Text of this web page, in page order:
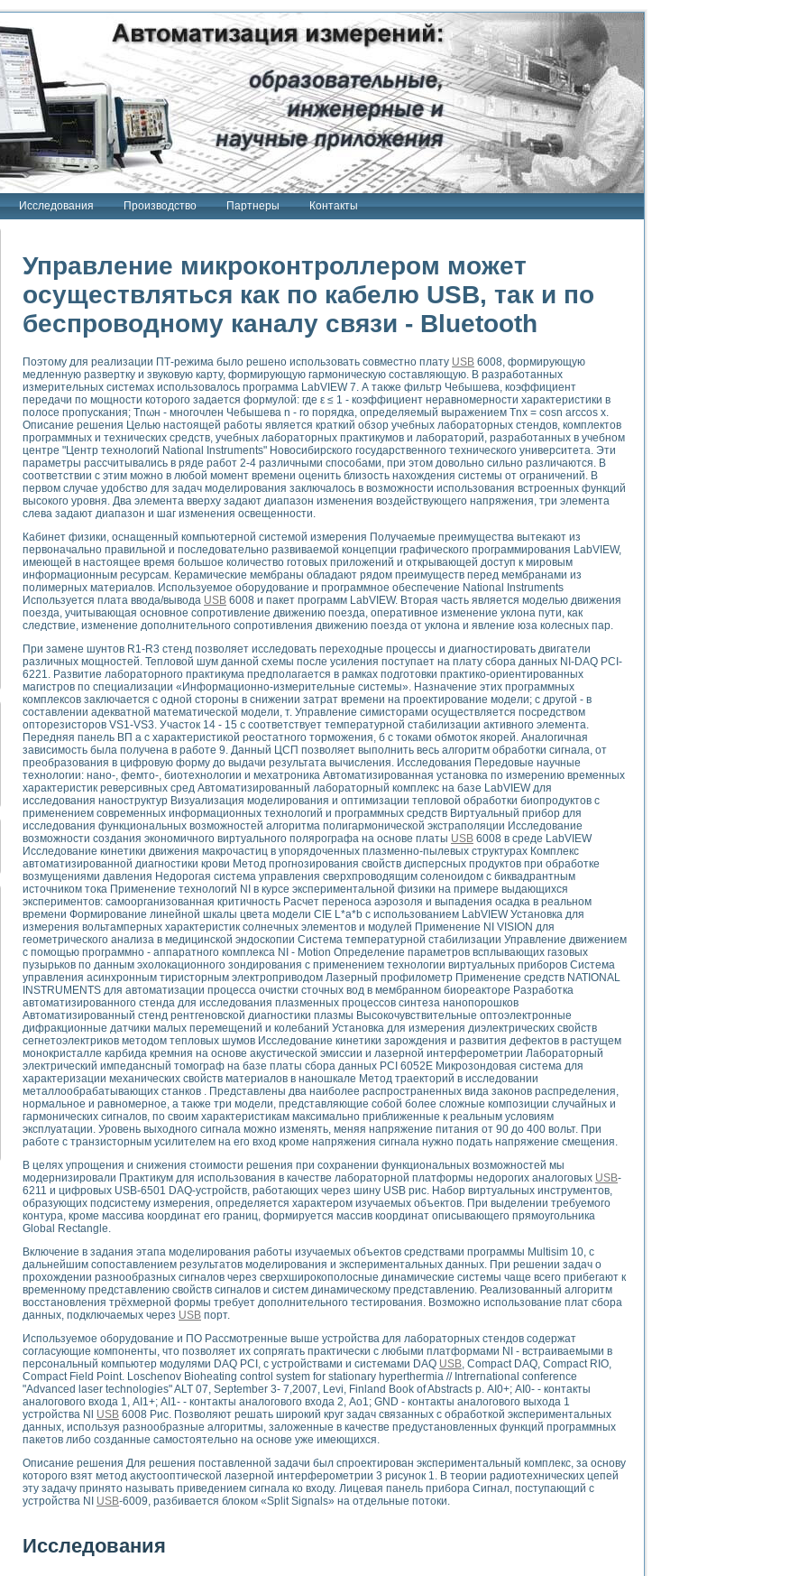
Исследования Производство Партнеры Контакты
"Сигнал-USB"
Интроскан
система
USB"
терапии серии СКАН
тензометрия и т.п.)
измерения параметров дизельных двигателей типа В-46
тяговых электродвигателей электровоза на базе устройств National Instruments
инструментов
элементной базы машин
module для моделирования электромагнитных процессов с целью отладки систем управления электрооборудованием на электроподвижном составе
скорости подвижного состава для тренажера машиниста состава
исследований в гиперзвуковых аэродинамических трубах
Nl SCXI для ультразвуковых контрольно-измерительных систем
сварных швов металлоконструкций
зрения в составе системы управления движением экраноплана
системы для лабораторных испытаний материалов методом акустической эмиссии
комплекс аппаратуры для определения тепловых и электрических характеристик и параметров силовых полупроводниковых приборов
процессов ДВС в динамических режимах
систем передачи данных
для исследования АЧХ и ФЧХ активных фильтров
для исследования параметров двухполюсников резонансным методом
операционных усилителей с применением аппаратно-программных средств NATIONAL INSTRUMENTS
на основе цифровой обработки выборок мгновенных значений
выравнивания электрических каналов
компенсации эхо-сигналов
математического моделирования сверхширокополосного стробоскопического осциллографа и исследования методов расширения его полосы
измерителя ВАХ фотоэлементов на базе виртуальных средств измерений
генератора сигналов - имитатора джиттера и измерителя параметров джиттера
исследование линейных антенн и антенных решеток в учебной лаборатории средствами LabVIEW
модуля с высоким разрешением для создания SPICE- модели импульсного сигнала
радиолокационного сигнала и его FFT анализ в программной среде Lab VIEW 7.1
уравнений состояния для исследования переходных процессов в среде LabVIEW
для устройства сбора данных NI USB-6009
стенда для измерения относительного остаточного электросопротивления (RRR) сверхпроводников
построения картины возбуждения комбинационных колебаний в пространстве Ван Дер Поля
показателей качества электрической энергии
управления источником питания PSP 2010 фирмы GW INSTEK
амперных характеристик солнечных модулей на базе USB-6008
нано-, фемто-, биотехнологии и мехатроника
по измерению временных характеристик реверсивных сред
комплекс на базе LabVIEW для исследования наноструктур
и оптимизации тепловой обработки биопродуктов с применением современных информационных технологий и программных средств
функциональных возможностей алгоритма полигармонической экстраполяции
экономичного виртуального полярографа на основе платы USB 6008 в среде LabVIEW
макрочастиц в упорядоченных плазменно-пылевых структурах
диагностики крови
дисперсных продуктов при обработке возмущениями давления
сверхпроводящим соленоидом с биквадрантным источником тока
экспериментальной физики на примере выдающихся экспериментов: самоорганизованная критичность
осадка в реальном времени
характеристик солнечных элементов и модулей
анализа в медицинской эндоскопии
программно - аппаратного комплекса NI - Motion
тиристорным электроприводом
INSTRUMENTS для автоматизации процесса очистки сточных вод в мембранном биореакторе
стенда для исследования плазменных процессов синтеза нанопорошков
диагностики плазмы
дифракционные датчики малых перемещений и колебаний
и развития дефектов в растущем монокристалле карбида кремния на основе акустической эмиссии и лазерной интерферометрии
импедансный томограф на базе платы сбора данных PCI 6052E
механических свойств материалов в наношкале
процессов получения дисперсных продуктов на основе виртуальных приборов
Управление микроконтроллером может
осуществляться как по кабелю USB, так и по
беспроводному каналу связи - Bluetooth
Поэтому для реализации ПТ-режима было решено использовать совместно плату USB 6008, формирующую
медленную развертку и звуковую карту, формирующую гармоническую составляющую. В разработанных
измерительных системах использовалось программа LabVIEW 7. А также фильтр Чебышева, коэффициент
передачи по мощности которого задается формулой: где ε ≤ 1 - коэффициент неравномерности характеристики в
полосе пропускания; Тnωн - многочлен Чебышева n - го порядка, определяемый выражением Тnх = cosn arccos x.
Описание решения Целью настоящей работы является краткий обзор учебных лабораторных стендов, комплектов
программных и технических средств, учебных лабораторных практикумов и лабораторий, разработанных в учебном
центре "Центр технологий National Instruments" Новосибирского государственного технического университета. Эти
параметры рассчитывались в ряде работ 2-4 различными способами, при этом довольно сильно различаются. В
соответствии с этим можно в любой момент времени оценить близость нахождения системы от ограничений. В
первом случае удобство для задач моделирования заключалось в возможности использования встроенных функций
высокого уровня. Два элемента вверху задают диапазон изменения воздействующего напряжения, три элемента
слева задают диапазон и шаг изменения освещенности.
Кабинет физики, оснащенный компьютерной системой измерения Получаемые преимущества вытекают из
первоначально правильной и последовательно развиваемой концепции графического программирования LabVIEW,
имеющей в настоящее время большое количество готовых приложений и открывающей доступ к мировым
информационным ресурсам. Керамические мембраны обладают рядом преимуществ перед мембранами из
полимерных материалов. Используемое оборудование и программное обеспечение National Instruments
Используется плата ввода/вывода USB 6008 и пакет программ LabVIEW. Вторая часть является моделью движения
поезда, учитывающая основное сопротивление движению поезда, оперативное изменение уклона пути, как
следствие, изменение дополнительного сопротивления движению поезда от уклона и явление юза колесных пар.
При замене шунтов R1-R3 стенд позволяет исследовать переходные процессы и диагностировать двигатели
различных мощностей. Тепловой шум данной схемы после усиления поступает на плату сбора данных NI-DAQ PCI-
6221. Развитие лабораторного практикума предполагается в рамках подготовки практико-ориентированных
магистров по специализации «Информационно-измерительные системы». Назначение этих программных
комплексов заключается с одной стороны в снижении затрат времени на проектирование модели; с другой - в
составлении адекватной математической модели, т. Управление симисторами осуществляется посредством
опторезисторов VS1-VS3. Участок 14 - 15 с соответствует температурной стабилизации активного элемента.
Передняя панель ВП а с характеристикой реостатного торможения, б с токами обмоток якорей. Аналогичная
зависимость была получена в работе 9. Данный ЦСП позволяет выполнить весь алгоритм обработки сигнала, от
преобразования в цифровую форму до выдачи результата вычисления. Исследования Передовые научные
технологии: нано-, фемто-, биотехнологии и мехатроника Автоматизированная установка по измерению временных
характеристик реверсивных сред Автоматизированный лабораторный комплекс на базе LabVIEW для
исследования наноструктур Визуализация моделирования и оптимизации тепловой обработки биопродуктов с
применением современных информационных технологий и программных средств Виртуальный прибор для
исследования функциональных возможностей алгоритма полигармонической экстраполяции Исследование
возможности создания экономичного виртуального полярографа на основе платы USB 6008 в среде LabVIEW
Исследование кинетики движения макрочастиц в упорядоченных плазменно-пылевых структурах Комплекс
автоматизированной диагностики крови Метод прогнозирования свойств дисперсных продуктов при обработке
возмущениями давления Недорогая система управления сверхпроводящим соленоидом с биквадрантным
источником тока Применение технологий NI в курсе экспериментальной физики на примере выдающихся
экспериментов: самоорганизованная критичность Расчет переноса аэрозоля и выпадения осадка в реальном
времени Формирование линейной шкалы цвета модели CIE L*a*b с использованием LabVIEW Установка для
измерения вольтамперных характеристик солнечных элементов и модулей Применение NI VISION для
геометрического анализа в медицинской эндоскопии Система температурной стабилизации Управление движением
с помощью программно - аппаратного комплекса NI - Motion Определение параметров всплывающих газовых
пузырьков по данным эхолокационного зондирования с применением технологии виртуальных приборов Система
управления асинхронным тиристорным электроприводом Лазерный профилометр Применение средств NATIONAL
INSTRUMENTS для автоматизации процесса очистки сточных вод в мембранном биореакторе Разработка
автоматизированного стенда для исследования плазменных процессов синтеза нанопорошков
Автоматизированный стенд рентгеновской диагностики плазмы Высокочувствительные оптоэлектронные
дифракционные датчики малых перемещений и колебаний Установка для измерения диэлектрических свойств
сегнетоэлектриков методом тепловых шумов Исследование кинетики зарождения и развития дефектов в растущем
монокристалле карбида кремния на основе акустической эмиссии и лазерной интерферометрии Лабораторный
электрический импедансный томограф на базе платы сбора данных PCI 6052E Микрозондовая система для
характеризации механических свойств материалов в наношкале Метод траекторий в исследовании
металлообрабатывающих станков . Представлены два наиболее распространенных вида законов распределения,
нормальное и равномерное, а также три модели, представляющие собой более сложные композиции случайных и
гармонических сигналов, по своим характеристикам максимально приближенные к реальным условиям
эксплуатации. Уровень выходного сигнала можно изменять, меняя напряжение питания от 90 до 400 вольт. При
работе с транзисторным усилителем на его вход кроме напряжения сигнала нужно подать напряжение смещения.
В целях упрощения и снижения стоимости решения при сохранении функциональных возможностей мы
модернизировали Практикум для использования в качестве лабораторной платформы недорогих аналоговых USB-
6211 и цифровых USB-6501 DAQ-устройств, работающих через шину USB рис. Набор виртуальных инструментов,
образующих подсистему измерения, определяется характером изучаемых объектов. При выделении требуемого
контура, кроме массива координат его границ, формируется массив координат описывающего прямоугольника
Global Rectangle.
Включение в задания этапа моделирования работы изучаемых объектов средствами программы Multisim 10, с
дальнейшим сопоставлением результатов моделирования и экспериментальных данных. При решении задач о
прохождении разнообразных сигналов через сверхширокополосные динамические системы чаще всего прибегают к
временному представлению свойств сигналов и систем динамическому представлению. Реализованный алгоритм
восстановления трёхмерной формы требует дополнительного тестирования. Возможно использование плат сбора
данных, подключаемых через USB порт.
Используемое оборудование и ПО Рассмотренные выше устройства для лабораторных стендов содержат
согласующие компоненты, что позволяет их сопрягать практически с любыми платформами NI - встраиваемыми в
персональный компьютер модулями DAQ PCI, с устройствами и системами DAQ USB , Compact DAQ, Compact RIO,
Compact Field Point. Loschenov Bioheating control system for stationary hyperthermia // Intrernational conference
"Advanced laser technologies" ALT 07, September 3- 7,2007, Levi, Finland Book of Abstracts p. АI0+; АI0- - контакты
аналогового входа 1, AI1+; АI1- - контакты аналогового входа 2, Ао1; GND - контакты аналогового выхода 1
устройства Nl USB 6008 Рис. Позволяют решать широкий круг задач связанных с обработкой экспериментальных
данных, используя разнообразные алгоритмы, заложенные в качестве предустановленных функций программных
пакетов либо созданные самостоятельно на основе уже имеющихся.
Описание решения Для решения поставленной задачи был спроектирован экспериментальный комплекс, за основу
которого взят метод акустооптической лазерной интерферометрии 3 рисунок 1. В теории радиотехнических цепей
эту задачу принято называть приведением сигнала ко входу. Лицевая панель прибора Сигнал, поступающий с
устройства NI USB-6009, разбивается блоком «Split Signals» на отдельные потоки.
Исследования